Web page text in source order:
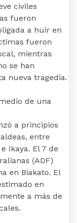
civiles
fueron
a huir en
fueron
mientras
se han
nueva tragedia.
de una
a principios
entre
Ikaya. El 7 de
(ADF)
en Biakato. El
en
a más de